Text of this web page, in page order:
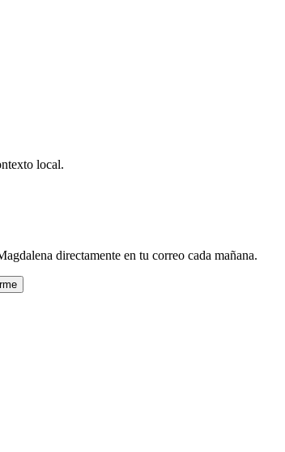
local.
directamente en tu correo cada mañana.